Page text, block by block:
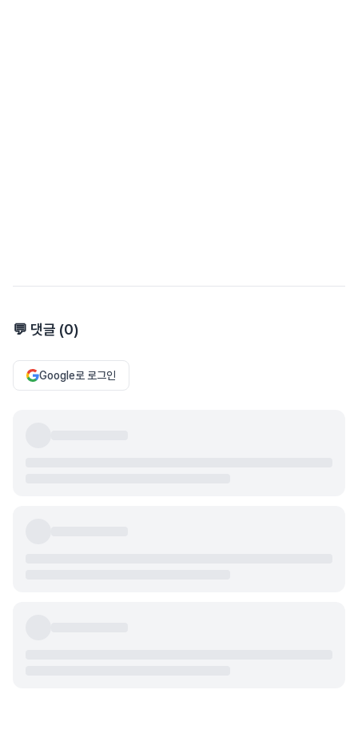
💬 댓글 (0)
Google로 로그인